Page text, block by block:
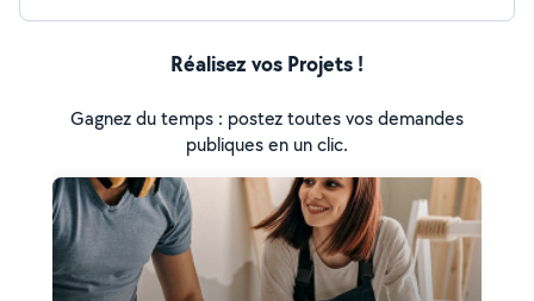
Réalisez vos Projets !
Gagnez du temps : postez toutes vos demandes
publiques en un clic.